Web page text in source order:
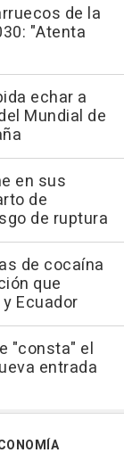
de la
"Atenta
echar a
Mundial de
en sus
de
de ruptura
de cocaína
que
Ecuador
"consta" el
entrada